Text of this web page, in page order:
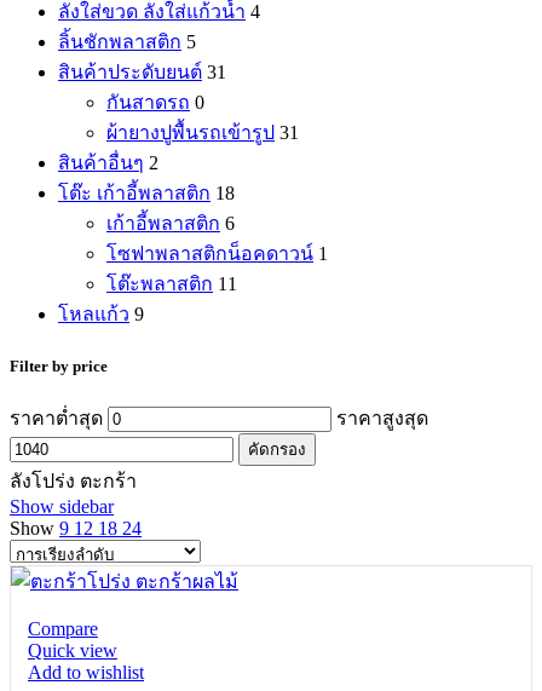
ลังใส่ขวด ลังใส่แก้วน้ำ 4
ลิ้นชักพลาสติก 5
สินค้าประดับยนต์ 31
กันสาดรถ 0
ผ้ายางปูพื้นรถเข้ารูป 31
สินค้าอื่นๆ 2
โต๊ะ เก้าอี้พลาสติก 18
เก้าอี้พลาสติก 6
โซฟาพลาสติกน็อคดาวน์ 1
โต๊ะพลาสติก 11
โหลแก้ว 9
Filter by price
ราคาต่ำสุด ราคาสูงสุด
คัดกรอง
ลังโปร่ง ตะกร้า
Show sidebar
Show 9 12 18 24
Compare
Quick view
Add to wishlist